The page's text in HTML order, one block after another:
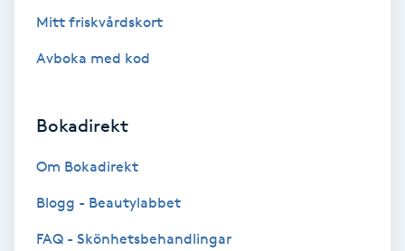
Shiatsu
Singelfransar
Sjukgymnastik
Skalpmassage
Mitt friskvårdskort
Avboka med kod
Bokadirekt
Om Bokadirekt
Blogg - Beautylabbet
FAQ - Skönhetsbehandlingar